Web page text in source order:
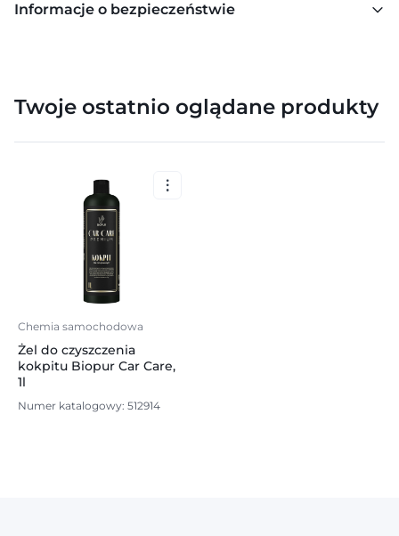
Informacje o bezpieczeństwie
Twoje ostatnio oglądane produkty
Chemia samochodowa
Żel do czyszczenia
kokpitu Biopur Car Care,
1l
Numer katalogowy: 512914